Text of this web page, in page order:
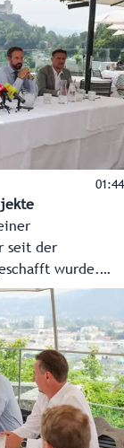
01:44
seit der
wurde.
welche
Haslauer und
Svazek.